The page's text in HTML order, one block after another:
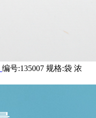
编号:135007 规格:袋 浓